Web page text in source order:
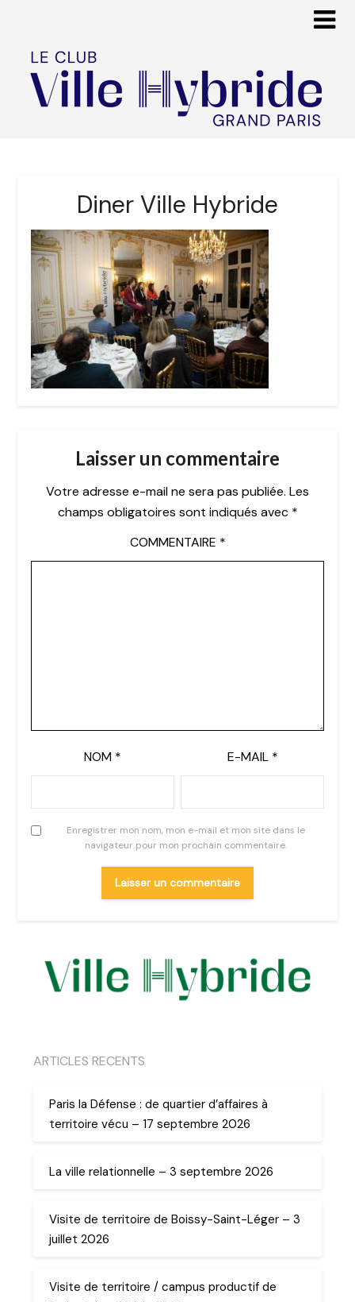
Diner Ville Hybride
Laisser un commentaire
Votre adresse e-mail ne sera pas publiée. Les
champs obligatoires sont indiqués avec *
COMMENTAIRE *
NOM * E-MAIL *
Enregistrer mon nom, mon e-mail et mon site dans le
navigateur pour mon prochain commentaire.
ARTICLES RECENTS
Paris la Défense : de quartier d’affaires à
territoire vécu – 17 septembre 2026
La ville relationnelle – 3 septembre 2026
Visite de territoire de Boissy-Saint-Léger – 3
juillet 2026
Visite de territoire / campus productif de